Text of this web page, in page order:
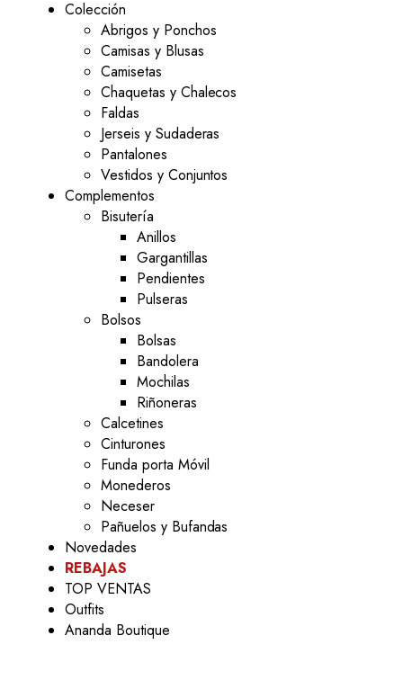
Colección
Abrigos y Ponchos
Camisas y Blusas
Camisetas
Chaquetas y Chalecos
Faldas
Jerseis y Sudaderas
Pantalones
Vestidos y Conjuntos
Complementos
Bisutería
Anillos
Gargantillas
Pendientes
Pulseras
Bolsos
Bolsas
Bandolera
Mochilas
Riñoneras
Calcetines
Cinturones
Funda porta Móvil
Monederos
Neceser
Pañuelos y Bufandas
Novedades
REBAJAS
TOP VENTAS
Outfits
Ananda Boutique